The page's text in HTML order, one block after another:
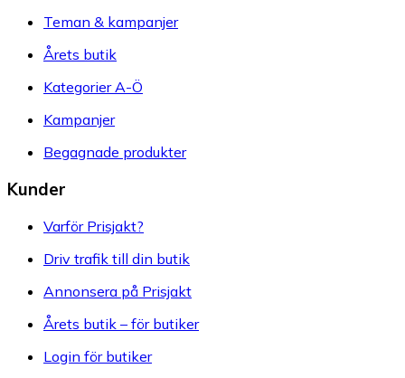
Teman & kampanjer
Årets butik
Kategorier A-Ö
Kampanjer
Begagnade produkter
Kunder
Varför Prisjakt?
Driv trafik till din butik
Annonsera på Prisjakt
Årets butik – för butiker
Login för butiker